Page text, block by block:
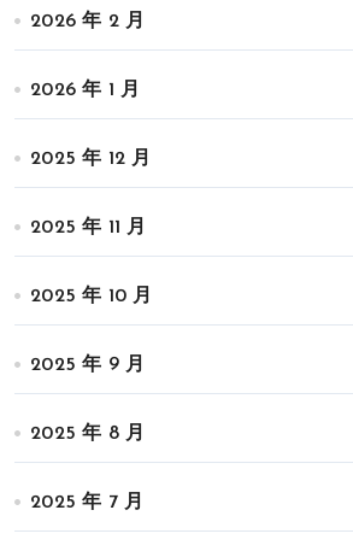
2026 年 2 月
2026 年 1 月
2025 年 12 月
2025 年 11 月
2025 年 10 月
2025 年 9 月
2025 年 8 月
2025 年 7 月